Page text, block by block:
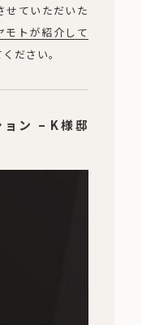
せていただいた
モトが紹介して
ださい。
ン – K様邸